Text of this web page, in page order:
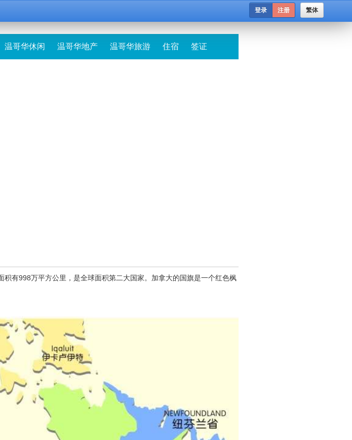
繁体
登录 注册
温哥华休闲 温哥华地产 温哥华旅游 住宿 签证
有998万平方公里，是全球面积第二大国家。加拿大的国旗是一个红色枫